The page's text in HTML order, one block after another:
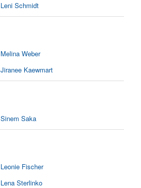
Leni Schmidt
Melina Weber
Jiranee Kaewmart
Sinem Saka
Leonie Fischer
Lena Sterlinko